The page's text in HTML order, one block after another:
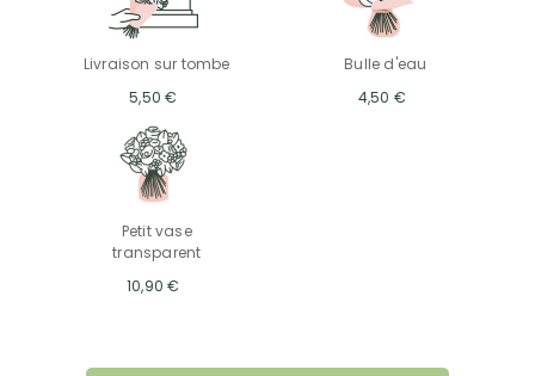
Livraison sur tombe
5,50 €
Bulle d'eau
4,50 €
Petit vase
transparent
10,90 €